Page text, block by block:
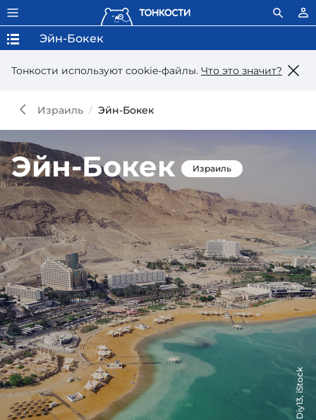
Тонкости используют сookie-файлы. Что это значит?
Эйн-Бокек
Израиль Эйн-Бокек
Эйн-Бокек Израиль
Diy13, iStock